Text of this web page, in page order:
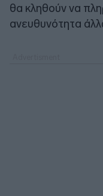
θα κληθούν να
ανευθυνότητα